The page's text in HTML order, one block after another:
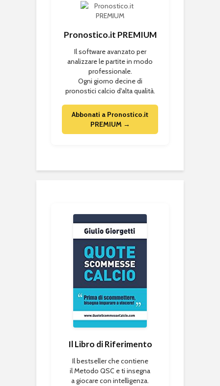
Pronostico.it PREMIUM
Il software avanzato per
analizzare le partite in modo
professionale.
Ogni giorno decine di
pronostici calcio d'alta qualità.
Abbonati a Pronostico.it
PREMIUM →
Il Libro di Riferimento
Il bestseller che contiene
il Metodo QSC e ti insegna
a giocare con intelligenza.